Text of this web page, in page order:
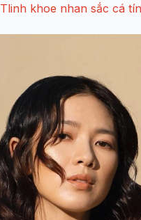
Tlinh khoe nhan sắc cá